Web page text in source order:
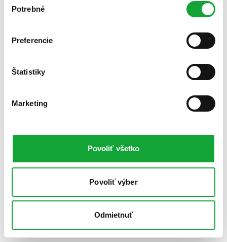
súhlasu
Potrebné
Preferencie
Štatistiky
Marketing
Povoliť všetko
Povoliť výber
Odmietnuť